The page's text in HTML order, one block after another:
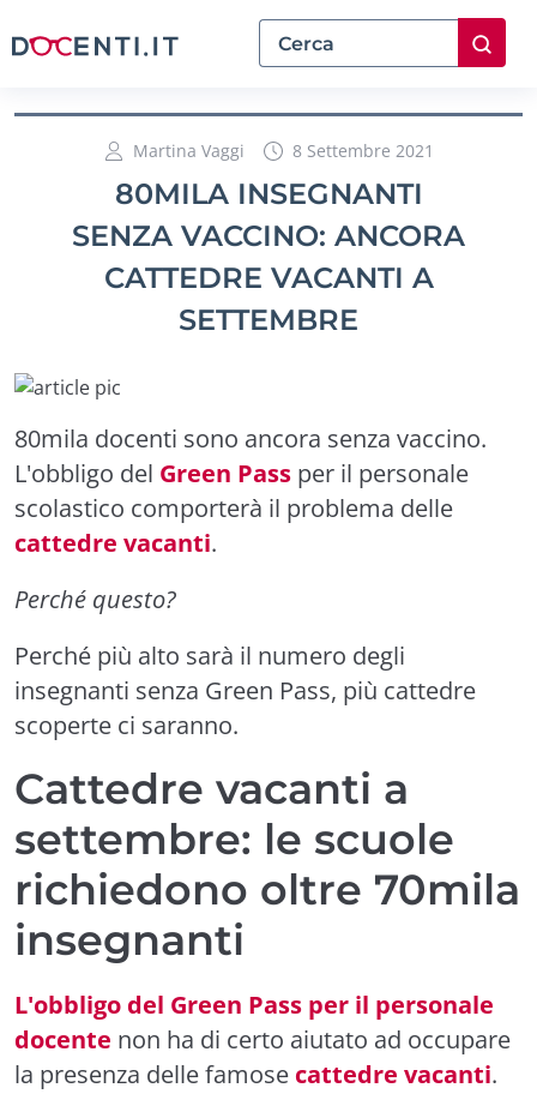
Martina Vaggi 8 Settembre 2021
80MILA INSEGNANTI
SENZA VACCINO: ANCORA
CATTEDRE VACANTI A
SETTEMBRE
80mila docenti sono ancora senza vaccino.
L'obbligo del Green Pass per il personale
scolastico comporterà il problema delle
cattedre vacanti.
Perché questo?
Perché più alto sarà il numero degli
insegnanti senza Green Pass, più cattedre
scoperte ci saranno.
Cattedre vacanti a
settembre: le scuole
richiedono oltre 70mila
insegnanti
L'obbligo del Green Pass per il personale
docente non ha di certo aiutato ad occupare
la presenza delle famose cattedre vacanti.